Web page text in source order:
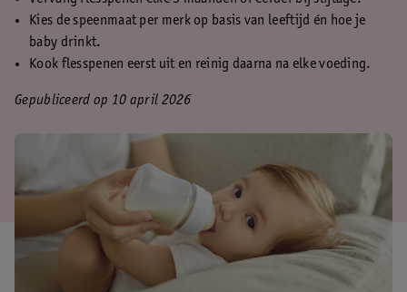
Kies de speenmaat per merk op basis van leeftijd én hoe je
baby drinkt.
Kook flesspenen eerst uit en reinig daarna na elke voeding.
Gepubliceerd op 10 april 2026